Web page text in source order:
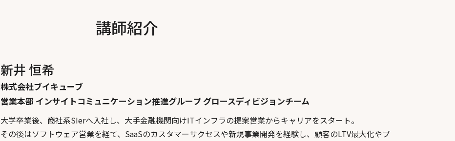
講師紹介
新井 恒希
株式会社ブイキューブ
営業本部 インサイトコミュニケーション推進グループ グロースディビジョンチーム
大学卒業後、商社系SIerへ入社し、大手金融機関向けITインフラの提案営業からキャリアをスタート。
その後はソフトウェア営業を経て、SaaSのカスタマーサクセスや新規事業開発を経験し、顧客のLTV最大化やプ